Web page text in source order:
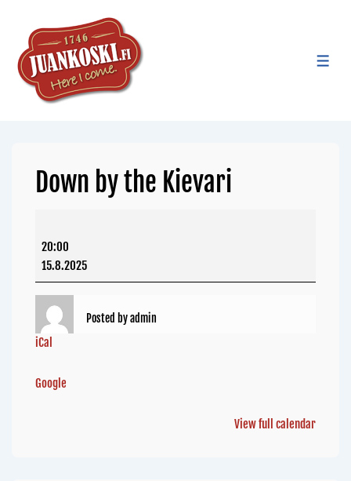
Down by the Kievari
20:00
15.8.2025
Posted byadmin
iCal
Google
View full calendar